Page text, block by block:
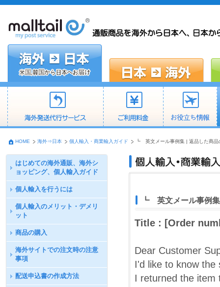
HOME 海外⇒日本 個人輸入・商業輸入ガイド ┗ 英文メール事例集 | 返品した商品
はじめての海外通販、海外シ
ョッピング、個人輸入ガイド
個人輸入を行うには
個人輸入のメリット・デメリ
ット
商品の購入
海外サイトでの注文時の注意
事項
配送申込書の作成方法
┗ 英文メール事例集
Title : [Order
Dear Customer
I'd like to know the
I returned the